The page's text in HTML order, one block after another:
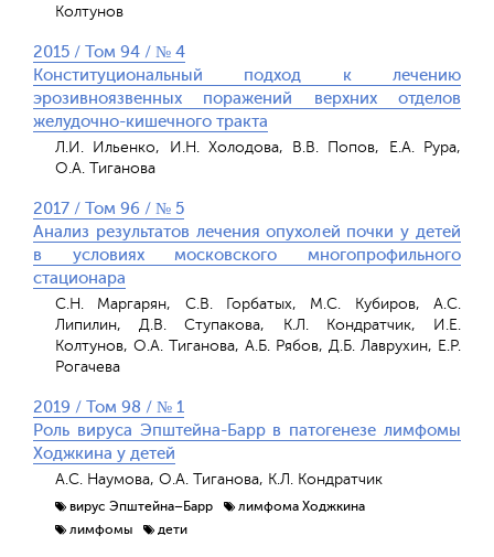
Колтунов
2015 / Том 94 / № 4
Конституциональный подход к лечению
эрозивноязвенных поражений верхних отделов
желудочно-кишечного тракта
Л.И. Ильенко, И.Н. Холодова, В.В. Попов, Е.А. Рура,
О.А. Тиганова
2017 / Том 96 / № 5
Анализ результатов лечения опухолей почки у детей
в условиях московского многопрофильного
стационара
С.Н. Маргарян, С.В. Горбатых, М.С. Кубиров, А.С.
Липилин, Д.В. Ступакова, К.Л. Кондратчик, И.Е.
Колтунов, О.А. Тиганова, А.Б. Рябов, Д.Б. Лаврухин, Е.Р.
Рогачева
2019 / Том 98 / № 1
Роль вируса Эпштейна-Барр в патогенезе лимфомы
Ходжкина у детей
А.С. Наумова, О.А. Тиганова, К.Л. Кондратчик
вирус Эпштейна–Барр
лимфома Ходжкина
лимфомы
дети